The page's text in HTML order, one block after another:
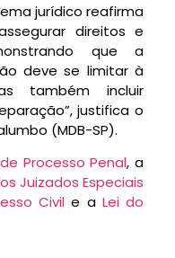
jurídico reafirma
direitos e
que a
deve se limitar à
também incluir
justifica o
(MDB-SP).
Processo Penal, a
Juizados Especiais
Civil e a Lei do